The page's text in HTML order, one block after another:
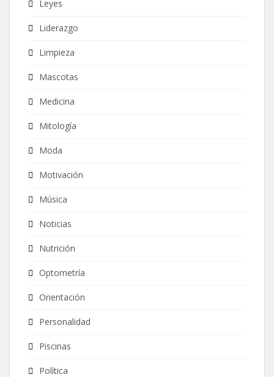
Leyes
Liderazgo
Limpieza
Mascotas
Medicina
Mitología
Moda
Motivación
Música
Noticias
Nutrición
Optometría
Orientación
Personalidad
Piscinas
Política